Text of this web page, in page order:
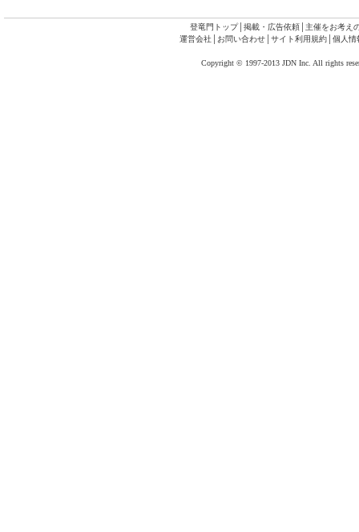
登竜門トップ│ 掲載・広告依頼
主催をお考え
運営会社│ お問い合わせ│ サイト利用規約│ 個人情
Copyright © 1997-2013 JDN Inc. All rights